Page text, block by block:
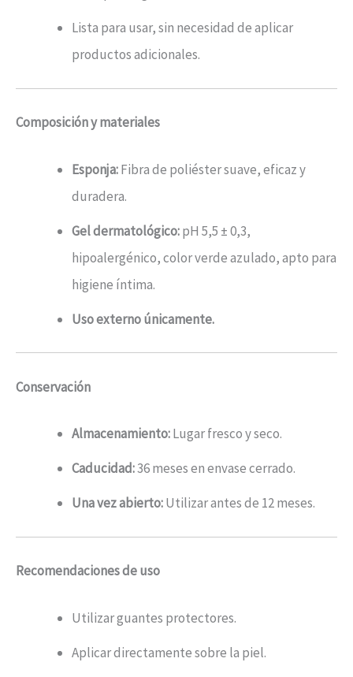
Lista para usar, sin necesidad de aplicar
productos adicionales.
Composición y materiales
Esponja:Fibra de poliéster suave, eficaz y
duradera.
Gel dermatológico:pH 5,5 ± 0,3,
hipoalergénico, color verde azulado, apto para
higiene íntima.
Uso externo únicamente.
Conservación
Almacenamiento:Lugar fresco y seco.
Caducidad:36 meses en envase cerrado.
Una vez abierto:Utilizar antes de 12 meses.
Recomendaciones de uso
Utilizar guantes protectores.
Aplicar directamente sobre la piel.